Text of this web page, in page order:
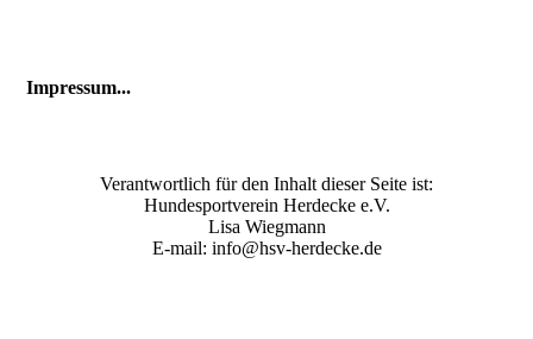
Impressum...
Verantwortlich für den Inhalt dieser Seite ist:
Hundesportverein Herdecke e.V.
Lisa Wiegmann
E-mail: info@hsv-herdecke.de